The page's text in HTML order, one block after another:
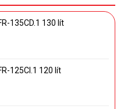
135CD.1 130 lít
125CI.1 120 lít